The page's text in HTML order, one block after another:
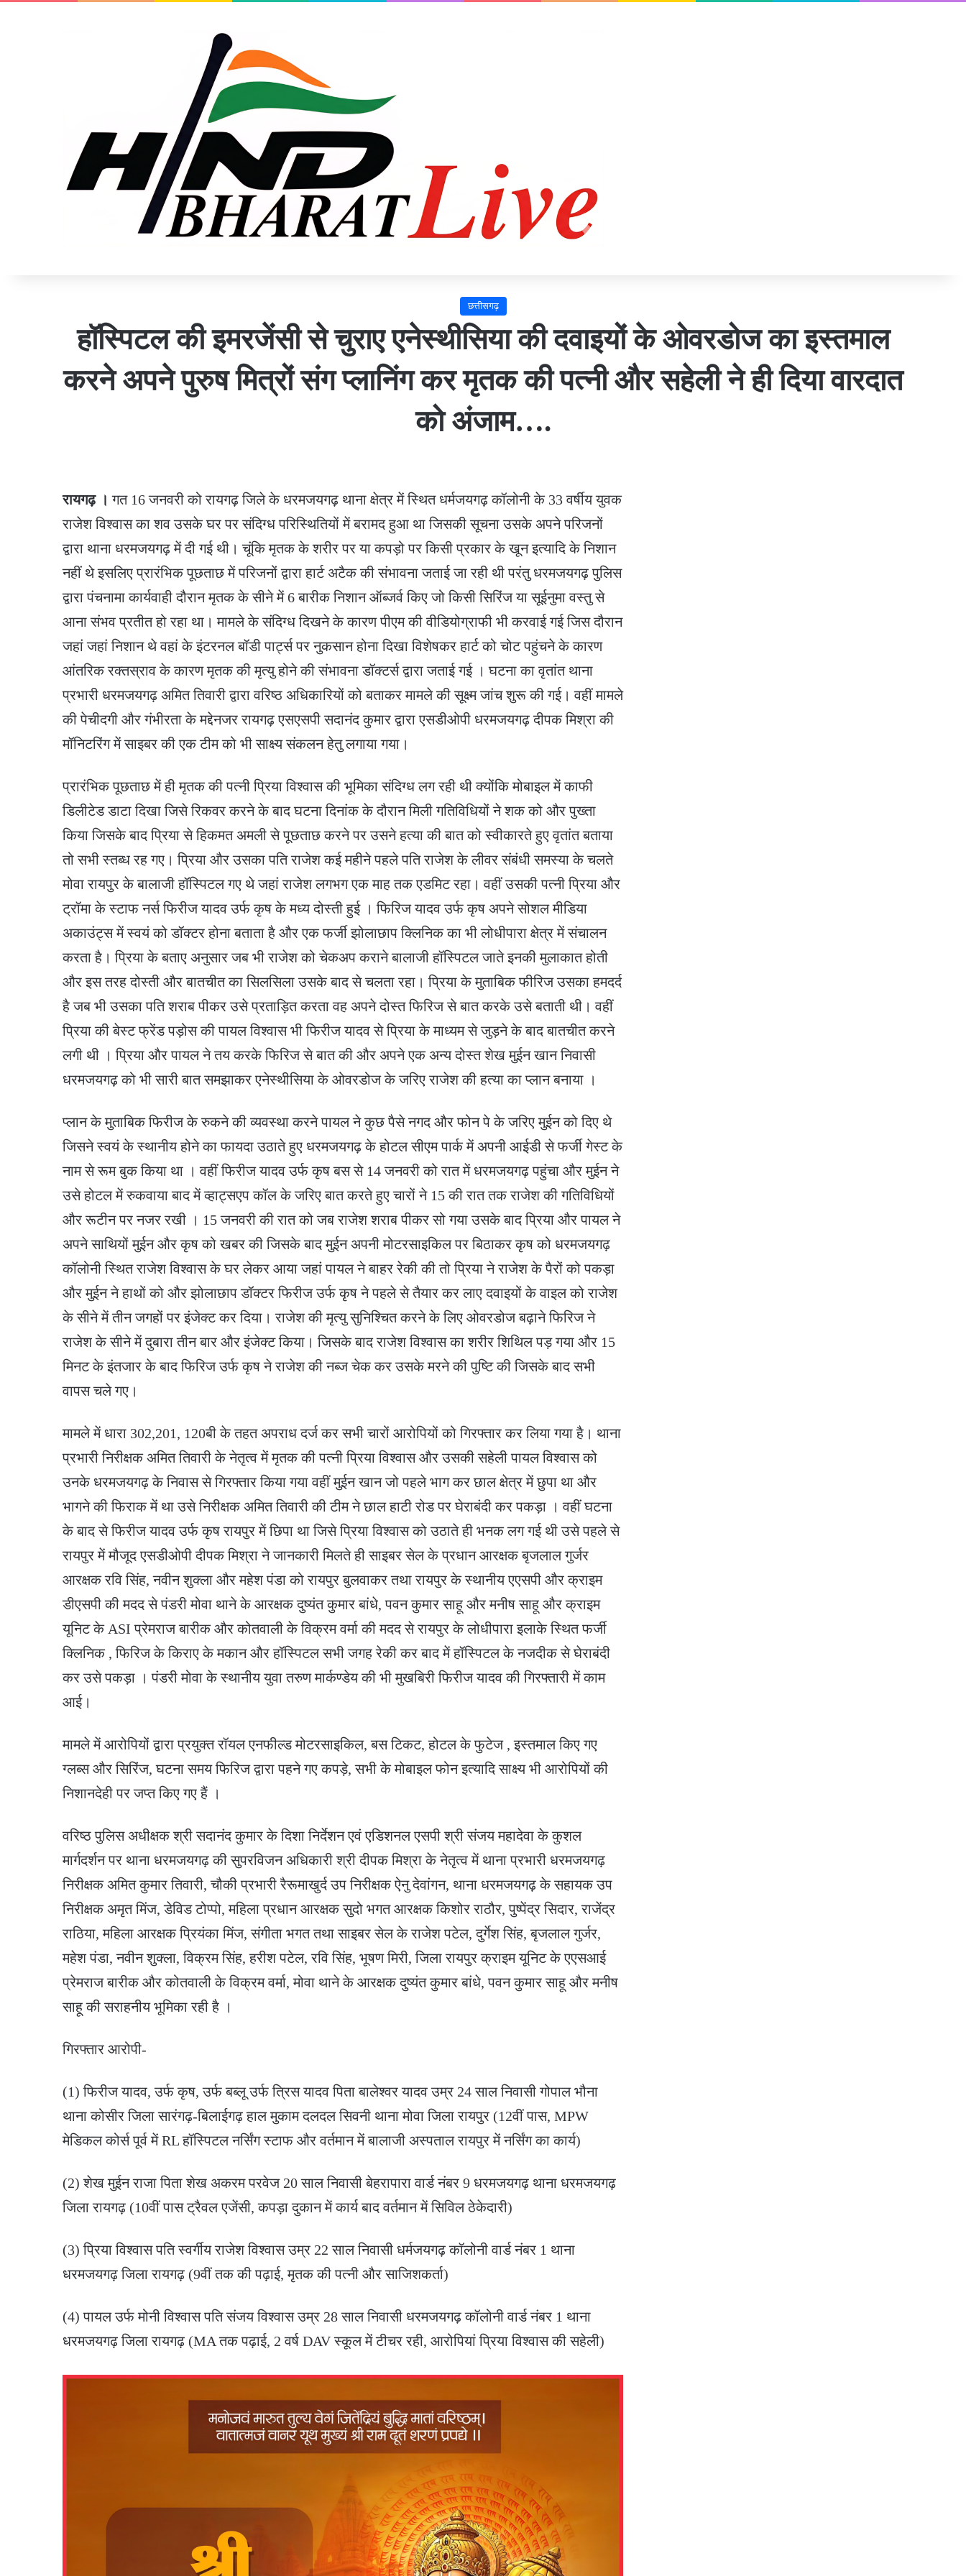
छत्तीसगढ़
हॉस्पिटल की इमरजेंसी से चुराए एनेस्थीसिया की दवाइयों के ओवरडोज का इस्तमाल
करने अपने पुरुष मित्रों संग प्लानिंग कर मृतक की पत्नी और सहेली ने ही दिया वारदात
को अंजाम….
रायगढ़ । गत 16 जनवरी को रायगढ़ जिले के धरमजयगढ़ थाना क्षेत्र में स्थित धर्मजयगढ़ कॉलोनी के 33 वर्षीय युवक
राजेश विश्वास का शव उसके घर पर संदिग्ध परिस्थितियों में बरामद हुआ था जिसकी सूचना उसके अपने परिजनों
द्वारा थाना धरमजयगढ़ में दी गई थी। चूंकि मृतक के शरीर पर या कपड़ो पर किसी प्रकार के खून इत्यादि के निशान
नहीं थे इसलिए प्रारंभिक पूछताछ में परिजनों द्वारा हार्ट अटैक की संभावना जताई जा रही थी परंतु धरमजयगढ़ पुलिस
द्वारा पंचनामा कार्यवाही दौरान मृतक के सीने में 6 बारीक निशान ऑब्जर्व किए जो किसी सिरिंज या सूईनुमा वस्तु से
आना संभव प्रतीत हो रहा था। मामले के संदिग्ध दिखने के कारण पीएम की वीडियोग्राफी भी करवाई गई जिस दौरान
जहां जहां निशान थे वहां के इंटरनल बॉडी पार्ट्स पर नुकसान होना दिखा विशेषकर हार्ट को चोट पहुंचने के कारण
आंतरिक रक्तस्राव के कारण मृतक की मृत्यु होने की संभावना डॉक्टर्स द्वारा जताई गई । घटना का वृतांत थाना
प्रभारी धरमजयगढ़ अमित तिवारी द्वारा वरिष्ठ अधिकारियों को बताकर मामले की सूक्ष्म जांच शुरू की गई। वहीं मामले
की पेचीदगी और गंभीरता के मद्देनजर रायगढ़ एसएसपी सदानंद कुमार द्वारा एसडीओपी धरमजयगढ़ दीपक मिश्रा की
मॉनिटरिंग में साइबर की एक टीम को भी साक्ष्य संकलन हेतु लगाया गया।
प्रारंभिक पूछताछ में ही मृतक की पत्नी प्रिया विश्वास की भूमिका संदिग्ध लग रही थी क्योंकि मोबाइल में काफी
डिलीटेड डाटा दिखा जिसे रिकवर करने के बाद घटना दिनांक के दौरान मिली गतिविधियों ने शक को और पुख्ता
किया जिसके बाद प्रिया से हिकमत अमली से पूछताछ करने पर उसने हत्या की बात को स्वीकारते हुए वृतांत बताया
तो सभी स्तब्ध रह गए। प्रिया और उसका पति राजेश कई महीने पहले पति राजेश के लीवर संबंधी समस्या के चलते
मोवा रायपुर के बालाजी हॉस्पिटल गए थे जहां राजेश लगभग एक माह तक एडमिट रहा। वहीं उसकी पत्नी प्रिया और
ट्रॉमा के स्टाफ नर्स फिरीज यादव उर्फ कृष के मध्य दोस्ती हुई । फिरिज यादव उर्फ कृष अपने सोशल मीडिया
अकाउंट्स में स्वयं को डॉक्टर होना बताता है और एक फर्जी झोलाछाप क्लिनिक का भी लोधीपारा क्षेत्र में संचालन
करता है। प्रिया के बताए अनुसार जब भी राजेश को चेकअप कराने बालाजी हॉस्पिटल जाते इनकी मुलाकात होती
और इस तरह दोस्ती और बातचीत का सिलसिला उसके बाद से चलता रहा। प्रिया के मुताबिक फीरिज उसका हमदर्द
है जब भी उसका पति शराब पीकर उसे प्रताड़ित करता वह अपने दोस्त फिरिज से बात करके उसे बताती थी। वहीं
प्रिया की बेस्ट फ्रेंड पड़ोस की पायल विश्वास भी फिरीज यादव से प्रिया के माध्यम से जुड़ने के बाद बातचीत करने
लगी थी । प्रिया और पायल ने तय करके फिरिज से बात की और अपने एक अन्य दोस्त शेख मुईन खान निवासी
धरमजयगढ़ को भी सारी बात समझाकर एनेस्थीसिया के ओवरडोज के जरिए राजेश की हत्या का प्लान बनाया ।
प्लान के मुताबिक फिरीज के रुकने की व्यवस्था करने पायल ने कुछ पैसे नगद और फोन पे के जरिए मुईन को दिए थे
जिसने स्वयं के स्थानीय होने का फायदा उठाते हुए धरमजयगढ़ के होटल सीएम पार्क में अपनी आईडी से फर्जी गेस्ट के
नाम से रूम बुक किया था । वहीं फिरीज यादव उर्फ कृष बस से 14 जनवरी को रात में धरमजयगढ़ पहुंचा और मुईन ने
उसे होटल में रुकवाया बाद में व्हाट्सएप कॉल के जरिए बात करते हुए चारों ने 15 की रात तक राजेश की गतिविधियों
और रूटीन पर नजर रखी । 15 जनवरी की रात को जब राजेश शराब पीकर सो गया उसके बाद प्रिया और पायल ने
अपने साथियों मुईन और कृष को खबर की जिसके बाद मुईन अपनी मोटरसाइकिल पर बिठाकर कृष को धरमजयगढ़
कॉलोनी स्थित राजेश विश्वास के घर लेकर आया जहां पायल ने बाहर रेकी की तो प्रिया ने राजेश के पैरों को पकड़ा
और मुईन ने हाथों को और झोलाछाप डॉक्टर फिरीज उर्फ कृष ने पहले से तैयार कर लाए दवाइयों के वाइल को राजेश
के सीने में तीन जगहों पर इंजेक्ट कर दिया। राजेश की मृत्यु सुनिश्चित करने के लिए ओवरडोज बढ़ाने फिरिज ने
राजेश के सीने में दुबारा तीन बार और इंजेक्ट किया। जिसके बाद राजेश विश्वास का शरीर शिथिल पड़ गया और 15
मिनट के इंतजार के बाद फिरिज उर्फ कृष ने राजेश की नब्ज चेक कर उसके मरने की पुष्टि की जिसके बाद सभी
वापस चले गए।
मामले में धारा 302,201, 120बी के तहत अपराध दर्ज कर सभी चारों आरोपियों को गिरफ्तार कर लिया गया है। थाना
प्रभारी निरीक्षक अमित तिवारी के नेतृत्व में मृतक की पत्नी प्रिया विश्वास और उसकी सहेली पायल विश्वास को
उनके धरमजयगढ़ के निवास से गिरफ्तार किया गया वहीं मुईन खान जो पहले भाग कर छाल क्षेत्र में छुपा था और
भागने की फिराक में था उसे निरीक्षक अमित तिवारी की टीम ने छाल हाटी रोड पर घेराबंदी कर पकड़ा । वहीं घटना
के बाद से फिरीज यादव उर्फ कृष रायपुर में छिपा था जिसे प्रिया विश्वास को उठाते ही भनक लग गई थी उसे पहले से
रायपुर में मौजूद एसडीओपी दीपक मिश्रा ने जानकारी मिलते ही साइबर सेल के प्रधान आरक्षक बृजलाल गुर्जर
आरक्षक रवि सिंह, नवीन शुक्ला और महेश पंडा को रायपुर बुलवाकर तथा रायपुर के स्थानीय एएसपी और क्राइम
डीएसपी की मदद से पंडरी मोवा थाने के आरक्षक दुष्यंत कुमार बांधे, पवन कुमार साहू और मनीष साहू और क्राइम
यूनिट के ASI प्रेमराज बारीक और कोतवाली के विक्रम वर्मा की मदद से रायपुर के लोधीपारा इलाके स्थित फर्जी
क्लिनिक , फिरिज के किराए के मकान और हॉस्पिटल सभी जगह रेकी कर बाद में हॉस्पिटल के नजदीक से घेराबंदी
कर उसे पकड़ा । पंडरी मोवा के स्थानीय युवा तरुण मार्कण्डेय की भी मुखबिरी फिरीज यादव की गिरफ्तारी में काम
आई।
मामले में आरोपियों द्वारा प्रयुक्त रॉयल एनफील्ड मोटरसाइकिल, बस टिकट, होटल के फुटेज , इस्तमाल किए गए
ग्लब्स और सिरिंज, घटना समय फिरिज द्वारा पहने गए कपड़े, सभी के मोबाइल फोन इत्यादि साक्ष्य भी आरोपियों की
निशानदेही पर जप्त किए गए हैं ।
वरिष्ठ पुलिस अधीक्षक श्री सदानंद कुमार के दिशा निर्देशन एवं एडिशनल एसपी श्री संजय महादेवा के कुशल
मार्गदर्शन पर थाना धरमजयगढ़ की सुपरविजन अधिकारी श्री दीपक मिश्रा के नेतृत्व में थाना प्रभारी धरमजयगढ़
निरीक्षक अमित कुमार तिवारी, चौकी प्रभारी रैरूमाखुर्द उप निरीक्षक ऐनु देवांगन, थाना धरमजयगढ़ के सहायक उप
निरीक्षक अमृत मिंज, डेविड टोप्पो, महिला प्रधान आरक्षक सुदो भगत आरक्षक किशोर राठौर, पुष्पेंद्र सिदार, राजेंद्र
राठिया, महिला आरक्षक प्रियंका मिंज, संगीता भगत तथा साइबर सेल के राजेश पटेल, दुर्गेश सिंह, बृजलाल गुर्जर,
महेश पंडा, नवीन शुक्ला, विक्रम सिंह, हरीश पटेल, रवि सिंह, भूषण मिरी, जिला रायपुर क्राइम यूनिट के एएसआई
प्रेमराज बारीक और कोतवाली के विक्रम वर्मा, मोवा थाने के आरक्षक दुष्यंत कुमार बांधे, पवन कुमार साहू और मनीष
साहू की सराहनीय भूमिका रही है ।
गिरफ्तार आरोपी-
(1) फिरीज यादव, उर्फ कृष, उर्फ बब्लू उर्फ त्रिस यादव पिता बालेश्वर यादव उम्र 24 साल निवासी गोपाल भौना
थाना कोसीर जिला सारंगढ़-बिलाईगढ़ हाल मुकाम दलदल सिवनी थाना मोवा जिला रायपुर (12वीं पास, MPW
मेडिकल कोर्स पूर्व में RL हॉस्पिटल नर्सिंग स्टाफ और वर्तमान में बालाजी अस्पताल रायपुर में नर्सिंग का कार्य)
(2) शेख मुईन राजा पिता शेख अकरम परवेज 20 साल निवासी बेहरापारा वार्ड नंबर 9 धरमजयगढ़ थाना धरमजयगढ़
जिला रायगढ़ (10वीं पास ट्रैवल एजेंसी, कपड़ा दुकान में कार्य बाद वर्तमान में सिविल ठेकेदारी)
(3) प्रिया विश्वास पति स्वर्गीय राजेश विश्वास उम्र 22 साल निवासी धर्मजयगढ़ कॉलोनी वार्ड नंबर 1 थाना
धरमजयगढ़ जिला रायगढ़ (9वीं तक की पढ़ाई, मृतक की पत्नी और साजिशकर्ता)
(4) पायल उर्फ मोनी विश्वास पति संजय विश्वास उम्र 28 साल निवासी धरमजयगढ़ कॉलोनी वार्ड नंबर 1 थाना
धरमजयगढ़ जिला रायगढ़ (MA तक पढ़ाई, 2 वर्ष DAV स्कूल में टीचर रही, आरोपियां प्रिया विश्वास की सहेली)